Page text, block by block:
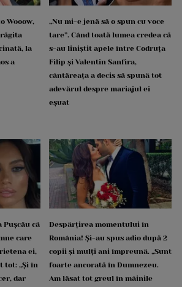
Wooow,
la
a
„Nu mi-e jenă să o spun cu voce
tare”. Când toată lumea credea că
s-au liniștit apele între Codruța
Filip și Valentin Sanfira,
cântăreața a decis să spună tot
adevărul despre mariajul ei
eșuat
Pușcău că
care
ei,
tot: „Și în
dar
Despărțirea momentului în
România! Și-au spus adio după 2
copii și mulți ani împreună. „Sunt
foarte ancorată în Dumnezeu.
Am lăsat tot greul în mâinile